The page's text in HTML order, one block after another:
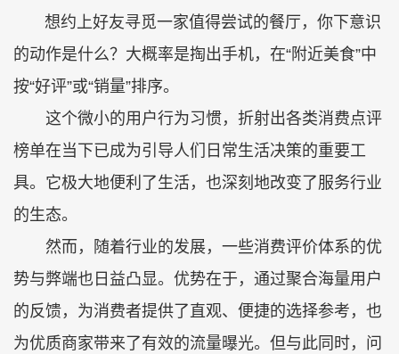
想约上好友寻觅一家值得尝试的餐厅，你下意识
的动作是什么？大概率是掏出手机，在“附近美食”中
按“好评”或“销量”排序。
这个微小的用户行为习惯，折射出各类消费点评
榜单在当下已成为引导人们日常生活决策的重要工
具。它极大地便利了生活，也深刻地改变了服务行业
的生态。
然而，随着行业的发展，一些消费评价体系的优
势与弊端也日益凸显。优势在于，通过聚合海量用户
的反馈，为消费者提供了直观、便捷的选择参考，也
为优质商家带来了有效的流量曝光。但与此同时，问